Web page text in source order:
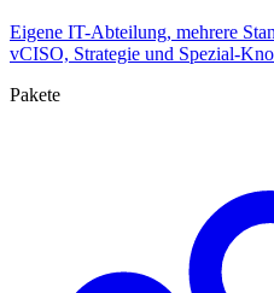
Eigene IT-Abteilung, mehrere
vCISO, Strategie und Spezial-
Pakete